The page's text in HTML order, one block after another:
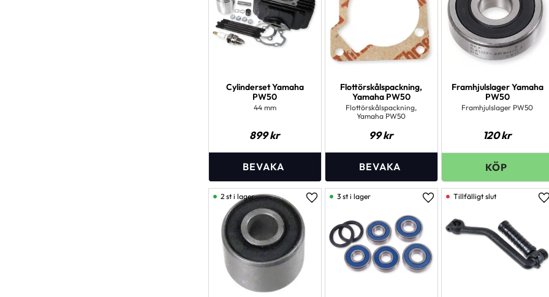
Cylinderset Yamaha
PW50
44 mm
899kr
Flottörskålspackning,
Yamaha PW50
Flottörskålspackning,
Yamaha PW50
99kr
Framhjulslager Yamaha
PW50
Framhjulslager PW50
120kr
Lägg till i favoriter
2 st i lager
Lägg till i favoriter
3 st i lager